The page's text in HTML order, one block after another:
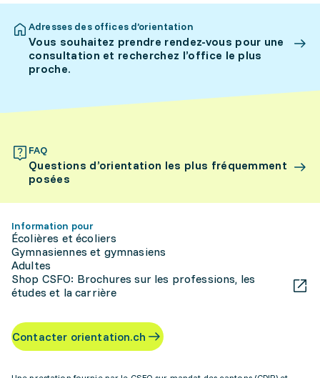
Adresses des offices d’orientation
Vous souhaitez prendre rendez-vous pour une
consultation et recherchez l’office le plus
proche.
FAQ
Questions d’orientation les plus fréquemment
posées
Information pour
Écolières et écoliers
Gymnasiennes et gymnasiens
Adultes
Shop CSFO: Brochures sur les professions, les
études et la carrière
Contacter orientation.ch